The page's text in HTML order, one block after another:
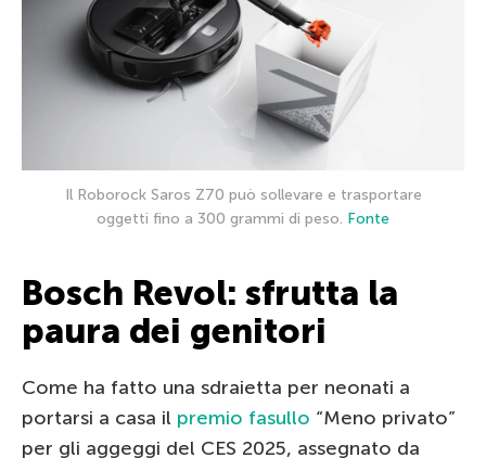
Il Roborock Saros Z70 può sollevare e trasportare
oggetti fino a 300 grammi di peso. Fonte
Bosch Revol: sfrutta la
paura dei genitori
Come ha fatto una sdraietta per neonati a
portarsi a casa il premio fasullo “Meno privato”
per gli aggeggi del CES 2025, assegnato da